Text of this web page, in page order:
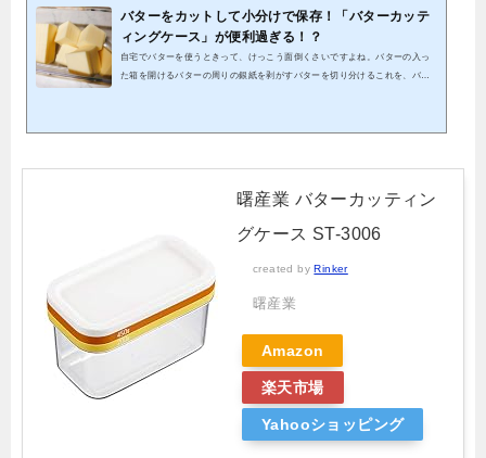
バターをカットして小分けで保存！「バターカッテ
ィングケース」が便利過ぎる！？
自宅でバターを使うときって、けっこう面倒くさいですよね。バターの入っ
た箱を開けるバターの周りの銀紙を剥がすバターを切り分けるこれを、バタ
探していたら、見つけてしまいました。その名も「バターカッティングケー
にカットして、そのまま保存できるという優れもの。この記事では、バター
曙産業 バターカッティン
グケース ST-3006
created byRinker
曙産業
Amazon
楽天市場
Yahooショッピング